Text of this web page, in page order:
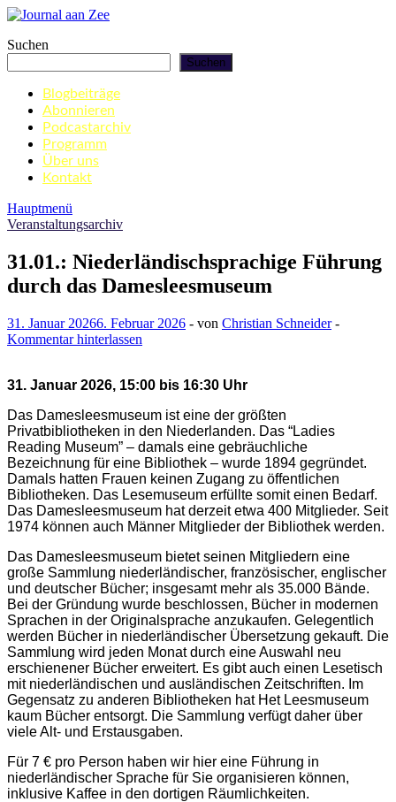
Zum
springen
Journal aan Zee
Suchen
Suchen
Blogbeiträge
Abonnieren
Podcastarchiv
Programm
Über uns
Kontakt
Hauptmenü
Veranstaltungsarchiv
31.01.: Niederländischsprachige Führung
durch das Damesleesmuseum
31. Januar 20266. Februar 2026 - von Christian Schneider-
Kommentar hinterlassen
31. Januar 2026, 15:00 bis 16:30 Uhr
Das Damesleesmuseum ist eine der größten
Privatbibliotheken in den Niederlanden. Das “Ladies
Reading Museum” – damals eine gebräuchliche
Bezeichnung für eine Bibliothek – wurde 1894 gegründet.
Damals hatten Frauen keinen Zugang zu öffentlichen
Bibliotheken. Das Lesemuseum erfüllte somit einen Bedarf.
Das Damesleesmuseum hat derzeit etwa 400 Mitglieder. Seit
1974 können auch Männer Mitglieder der Bibliothek werden.
Das Damesleesmuseum bietet seinen Mitgliedern eine
große Sammlung niederländischer, französischer, englischer
und deutscher Bücher; insgesamt mehr als 35.000 Bände.
Bei der Gründung wurde beschlossen, Bücher in modernen
Sprachen in der Originalsprache anzukaufen. Gelegentlich
werden Bücher in niederländischer Übersetzung gekauft. Die
Sammlung wird jeden Monat durch eine Auswahl neu
erschienener Bücher erweitert. Es gibt auch einen Lesetisch
mit niederländischen und ausländischen Zeitschriften. Im
Gegensatz zu anderen Bibliotheken hat Het Leesmuseum
kaum Bücher entsorgt. Die Sammlung verfügt daher über
viele Alt- und Erstausgaben.
Für 7 € pro Person haben wir hier eine Führung in
niederländischer Sprache für Sie organisieren können,
inklusive Kaffee in den dortigen Räumlichkeiten.